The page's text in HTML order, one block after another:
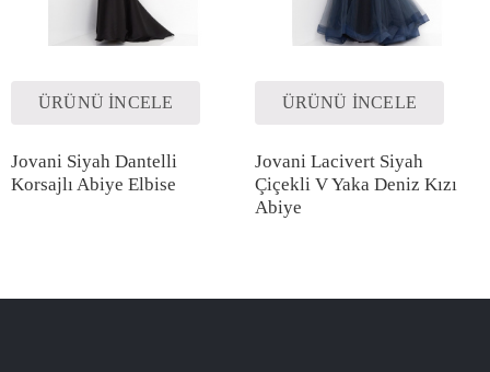
ÜRÜNÜ İNCELE
Jovani Siyah Dantelli
Korsajlı Abiye Elbise
ÜRÜNÜ İNCELE
Jovani Lacivert Siyah
Çiçekli V Yaka Deniz Kızı
Abiye